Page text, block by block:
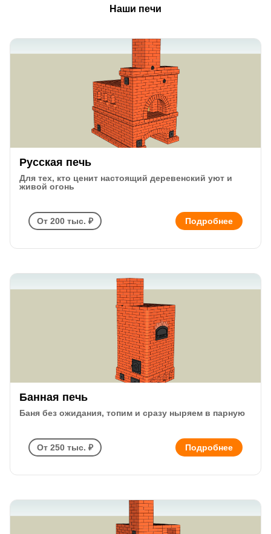
Наши печи
Русская печь
Для тех, кто ценит настоящий деревенский уют и
живой огонь
От 200 тыс. ₽ Подробнее
Банная печь
Баня без ожидания, топим и сразу ныряем в парную
От 250 тыс. ₽ Подробнее